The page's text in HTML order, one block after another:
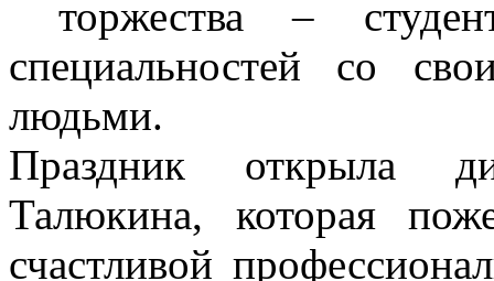
торжества –
специальностей со
людьми.
Праздник открыла
Талюкина, которая
счастливой